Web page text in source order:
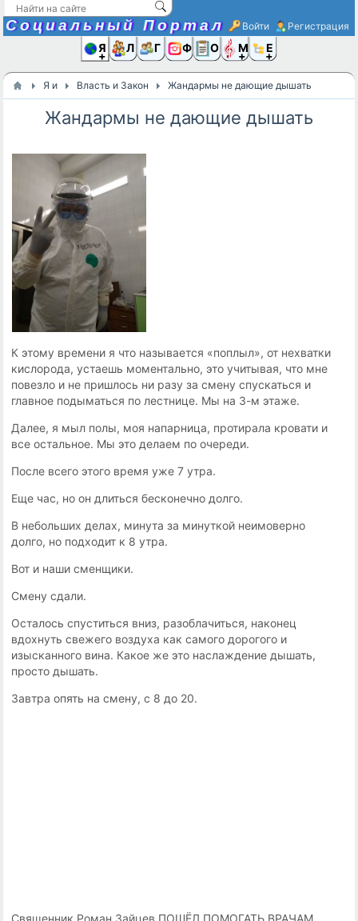
Социальный Портал Войти Регистрация
Я иЛюди
Группы
Фото Ещё
Я и Власть и Закон Жандармы не дающие дышать
Жандармы не дающие дышать
К этому времени я что называется «поплыл», от нехватки
кислорода, устаешь моментально, это учитывая, что мне
повезло и не пришлось ни разу за смену спускаться и
главное подыматься по лестнице. Мы на 3-м этаже.
Далее, я мыл полы, моя напарница, протирала кровати и
все остальное. Мы это делаем по очереди.
После всего этого время уже 7 утра.
Еще час, но он длиться бесконечно долго.
В небольших делах, минута за минуткой неимоверно
долго, но подходит к 8 утра.
Вот и наши сменщики.
Смену сдали.
Осталось спуститься вниз, разоблачиться, наконец
вдохнуть свежего воздуха как самого дорогого и
изысканного вина. Какое же это наслаждение дышать,
просто дышать.
Завтра опять на смену, с 8 до 20.